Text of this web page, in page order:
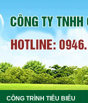
CÔNG TRÌNH TIÊU BIỂU